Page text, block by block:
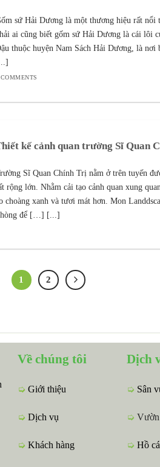
sứ Hải Dương là một thương hiệu rất
ai cũng biết gốm sứ Hải Dương là cái lôi
thuộc huyện Nam Sách Hải Dương, là
kế cảnh quan trường Sĩ Quan
Sĩ Quan Chính Trị nằm ở trên tuyến
rộng lớn. Nhằm cải tạo cảnh quan xung
choàng xanh và tươi mát hơn. Mon
để […] [...]
1 2
Về chúng tôi
➭ Giới thiệu
➭ Dịch vụ
➭ Khách hàng
Dịch
➭ Sân
➭ Vườn
➭ Hồ